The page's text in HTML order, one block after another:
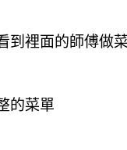
到裡面的師傅做菜
的菜單